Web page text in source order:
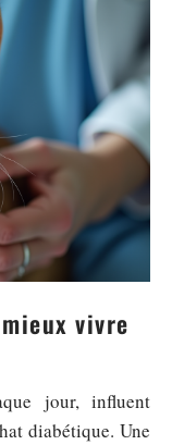
vivre
jour, influent
diabétique. Une